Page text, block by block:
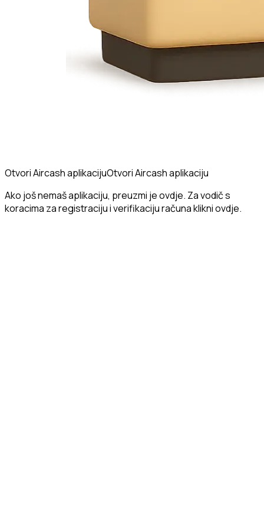
Otvori Aircash aplikacijuOtvori Aircash aplikaciju
Ako još nemaš aplikaciju, preuzmi je ovdje. Za vodič s
koracima za registraciju i verifikaciju računa klikni ovdje.